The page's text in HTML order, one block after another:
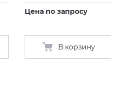
Цена по запросу
В корзину